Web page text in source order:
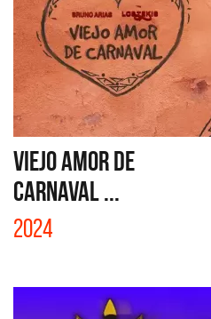
VIEJO AMOR DE
CARNAVAL ...
2024